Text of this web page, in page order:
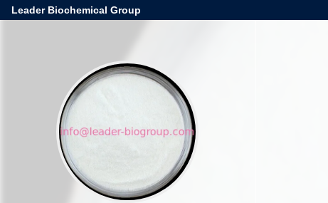
Leader Biochemical Group